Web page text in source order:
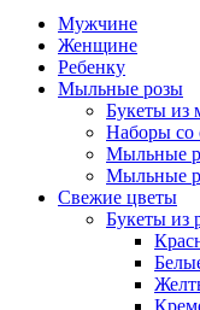
Мужчине
Женщине
Ребенку
Мыльные розы
Букеты из
Наборы со
Мыльные
Мыльные
Свежие цветы
Букеты из